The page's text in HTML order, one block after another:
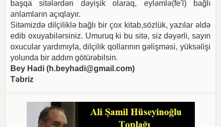
başqa sitələrdən dəyişik olaraq, eyləmlə(fe'l) bağlı
anlamların açıqlayır.
Sitəmizdə dilçiliklə bağlı bir çox kitab,sözlük, yazılar əldə
edib oxuyabilərsiniz. Umuruq ki bu sitə, siz dəyərli, sayın
oxucular yardımıyla, dilçilik qollarının gəlişməsi, yüksəlişi
yolunda bir addım götürəbilsin.
Bey Hadi (h.beyhadi@gmail.com)
Təbriz